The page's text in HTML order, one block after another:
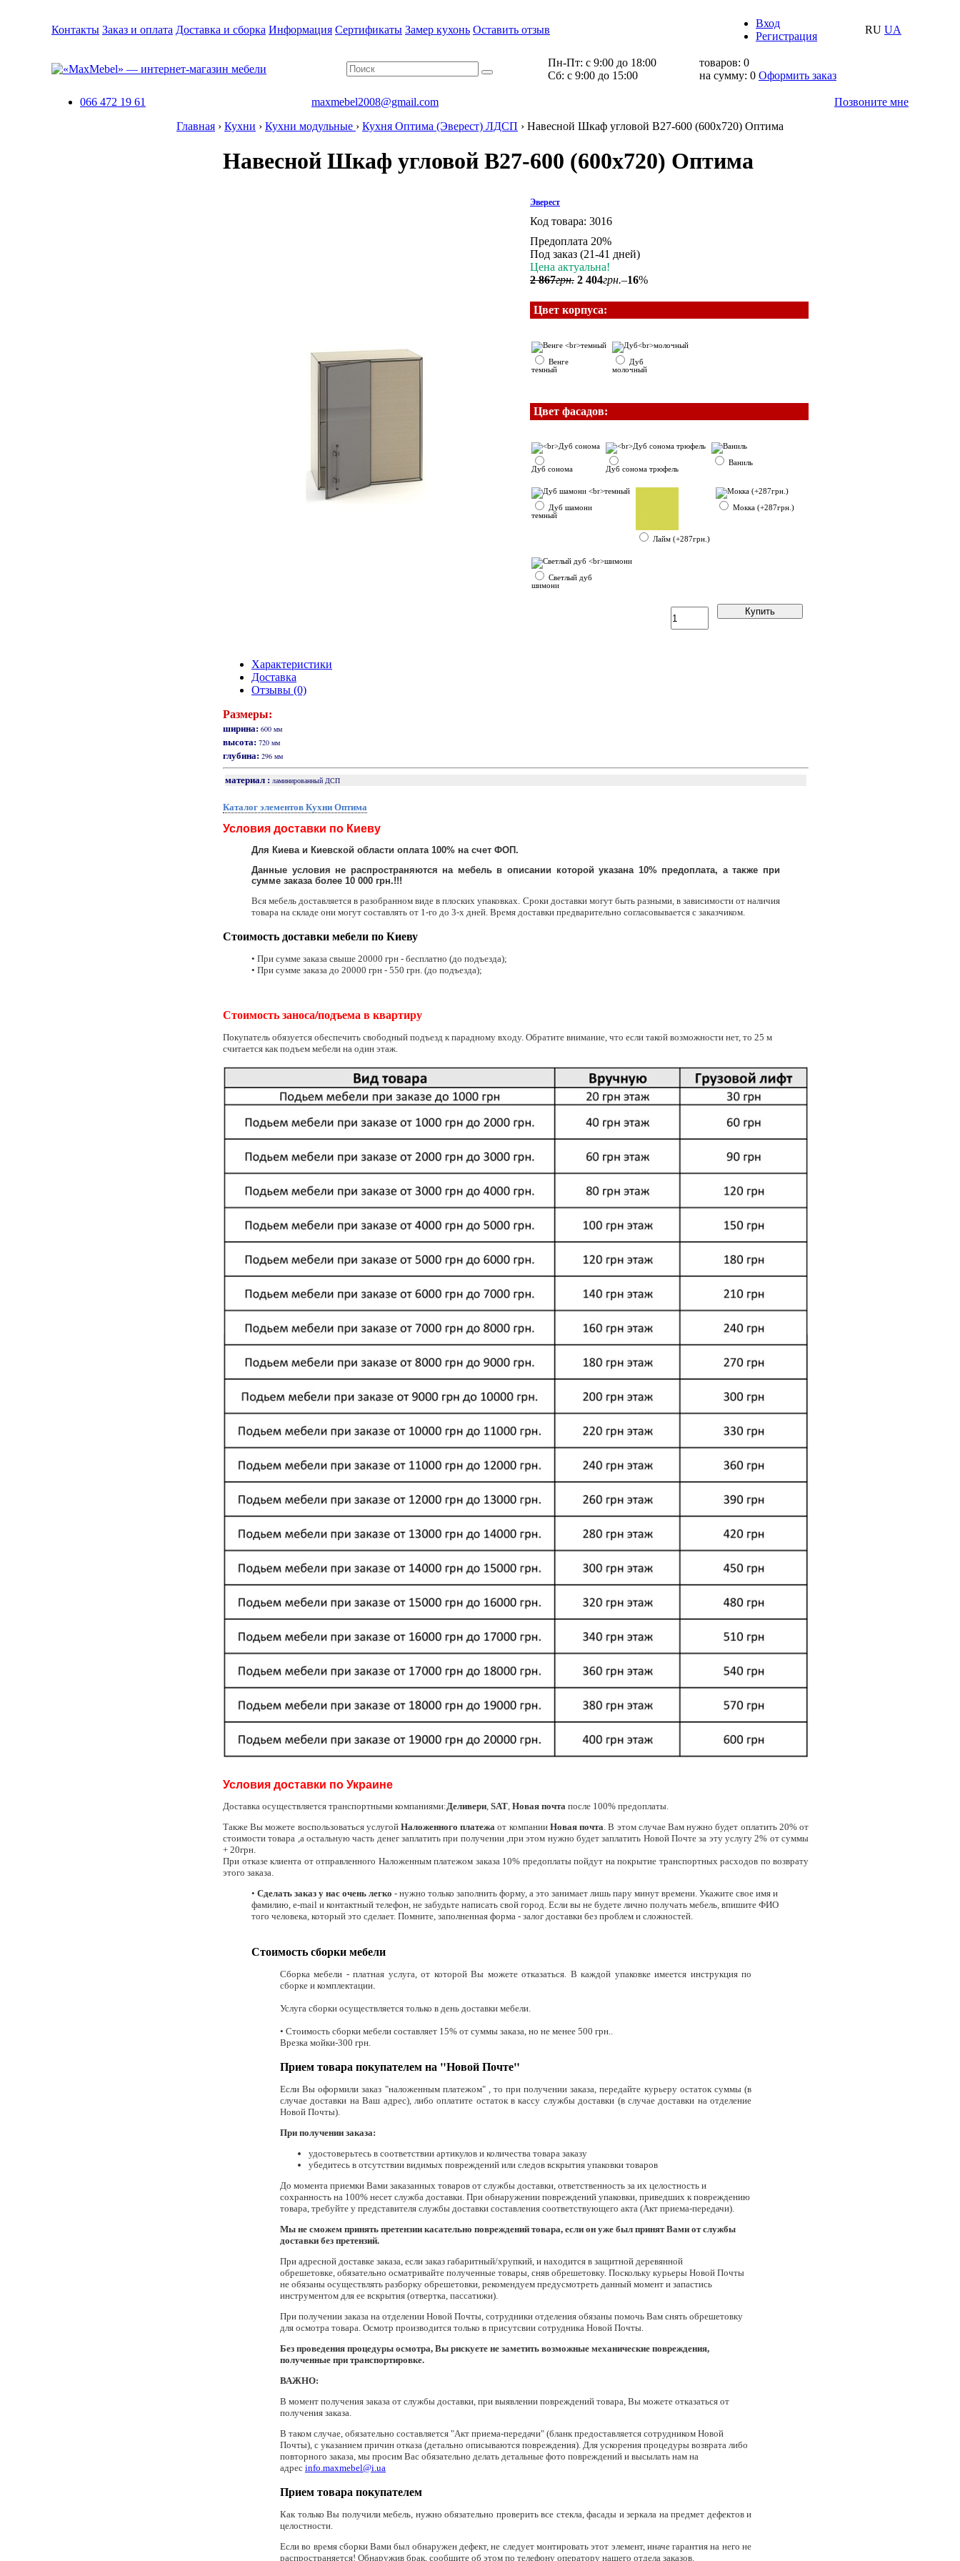
Контакты Заказ и оплата Доставка и сборка Информация Сертификаты Замер кухонь Оставить отзыв
Вход
Регистрация
RU UA
Пн-Пт: с 9:00 до 18:00
Cб: с 9:00 до 15:00
товаров: 0
на сумму: 0 Оформить заказ
066 472 19 61 maxmebel2008@gmail.com
Позвоните мне
Главная › Кухни › Кухни модульные › Кухня Оптима (Эверест) ЛДСП › Навесной Шкаф угловой В27-600 (600x720) Оптима
Навесной Шкаф угловой В27-600 (600x720) Оптима
Эверест
Код товара: 3016
Предоплата 20%
Под заказ (21-41 дней)
Цена актуальна!
2 867грн. 2 404грн.–16%
Цвет корпуса:
Венге
темный
Дуб
молочный
Цвет фасадов:
Дуб сонома Дуб сонома трюфель
Ваниль
Дуб шамони
темный
Лайм (+287грн.)
Мокка (+287грн.)
Светлый дуб
шимони
Купить
Характеристики
Доставка
Отзывы (0)
Размеры:
ширина: 600 мм
высота: 720 мм
глубина: 296 мм
материал : ламинированный ДСП
Каталог элементов Кухни Оптима
Условия доставки по Киеву
Для Киева и Киевской области оплата 100% на счет ФОП.
Данные условия не распространяются на мебель в описании которой указана 10% предоплата, а также при
сумме заказа более 10 000 грн.!!!
Вся мебель доставляется в разобранном виде в плоских упаковках. Сроки доставки могут быть разными, в зависимости от наличия
товара на складе они могут составлять от 1-го до 3-х дней. Время доставки предварительно согласовывается с заказчиком.
Стоимость доставки мебели по Киеву
• При сумме заказа свыше 20000 грн - бесплатно (до подъезда);
• При сумме заказа до 20000 грн - 550 грн. (до подъезда);
Стоимость заноса/подъема в квартиру
Покупатель обязуется обеспечить свободный подъезд к парадному входу. Обратите внимание, что если такой возможности нет, то 25 м
считается как подъем мебели на один этаж.
Условия доставки по Украине
Доставка осуществляется транспортными компаниями:Деливери, SAT, Новая почта после 100% предоплаты.
Также Вы можете воспользоваться услугойНаложенного платежа от компании Новая почта. В этом случае Вам нужно будет оплатить 20% от
стоимости товара ,а остальную часть денег заплатить при получении ,при этом нужно будет заплатить Новой Почте за эту услугу 2% от суммы
+ 20грн.
При отказе клиента от отправленного Наложенным платежом заказа 10% предоплаты пойдут на покрытие транспортных расходов по возврату
этого заказа.
• Сделать заказ у нас очень легко - нужно только заполнить форму, а это занимает лишь пару минут времени. Укажите свое имя и
фамилию, e-mail и контактный телефон, не забудьте написать свой город. Если вы не будете лично получать мебель, впишите ФИО
того человека, который это сделает. Помните, заполненная форма - залог доставки без проблем и сложностей.
Стоимость сборки мебели
Сборка мебели - платная услуга, от которой Вы можете отказаться. В каждой упаковке имеется инструкция по
сборке и комплектации.
Услуга сборки осуществляется только в день доставки мебели.
• Стоимость сборки мебели составляет 15% от суммы заказа, но не менее 500 грн..
Врезка мойки-300 грн.
Прием товара покупателем на "Новой Почте"
Если Вы оформили заказ "наложенным платежом" , то при получении заказа, передайте курьеру остаток суммы (в
случае доставки на Ваш адрес), либо оплатите остаток в кассу службы доставки (в случае доставки на отделение
Новой Почты).
При получении заказа:
удостоверьтесь в соответствии артикулов и количества товара заказу
убедитесь в отсутствии видимых повреждений или следов вскрытия упаковки товаров
До момента приемки Вами заказанных товаров от службы доставки, ответственность за их целостность и
сохранность на 100% несет служба доставки. При обнаружении повреждений упаковки, приведших к повреждению
товара, требуйте у представителя службы доставки составления соответствующего акта (Акт приема-передачи).
Мы не сможем принять претензии касательно повреждений товара, если он уже был принят Вами от службы
доставки без претензий.
При адресной доставке заказа, если заказ габаритный/хрупкий, и находится в защитной деревянной
обрешетовке, обязательно осматривайте полученные товары, сняв обрешетовку. Поскольку курьеры Новой Почты
не обязаны осуществлять разборку обрешетовки, рекомендуем предусмотреть данный момент и запастись
инструментом для ее вскрытия (отвертка, пассатижи).
При получении заказа на отделении Новой Почты, сотрудники отделения обязаны помочь Вам снять обрешетовку
для осмотра товара. Осмотр производится только в присутсвии сотрудника Новой Почты.
Без проведения процедуры осмотра, Вы рискуете не заметить возможные механические повреждения,
полученные при транспортировке.
ВАЖНО:
В момент получения заказа от службы доставки, при выявлении повреждений товара, Вы можете отказаться от
получения заказа.
В таком случае, обязательно составляется "Акт приема-передачи" (бланк предоставляется сотрудником Новой
Почты), с указанием причин отказа (детально описываются повреждения). Для ускорения процедуры возврата либо
повторного заказа, мы просим Вас обязательно делать детальные фото повреждений и высылать нам на
адрес info.maxmebel@i.ua
Прием товара покупателем
Как только Вы получили мебель, нужно обязательно проверить все стекла, фасады и зеркала на предмет дефектов и
целостности.
Если во время сборки Вами был обнаружен дефект, не следует монтировать этот элемент, иначе гарантия на него не
распространяется! Обнаружив брак, сообщите об этом по телефону оператору нашего отдела заказов.